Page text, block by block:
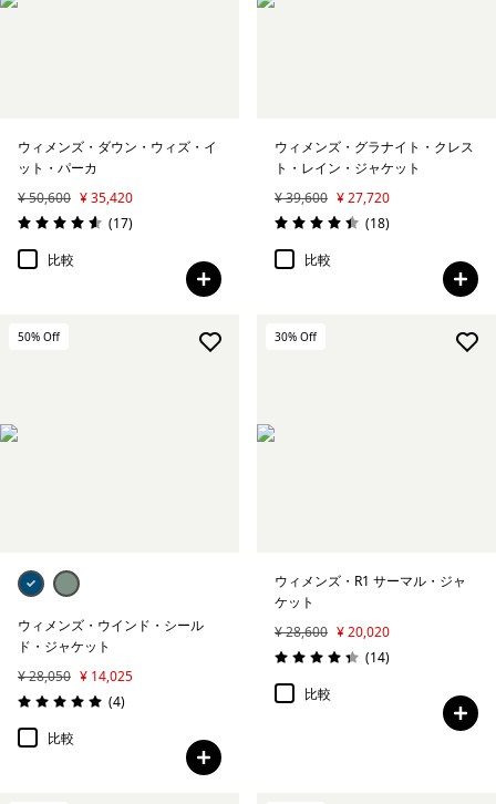
ウィメンズ・ダウン・ウィズ・イ
ット・パーカ
¥ 50,600 ¥ 35,420
評価: 4.6 / 5
(17レビュー
)
比較
ウィメンズ・グラナイト・クレス
ト・レイン・ジャケット
¥ 39,600 ¥ 27,720
評価: 4.4 / 5
(18レビュー
)
比較
50% Off
ウィメンズ・ウインド・シール
ド・ジャケット
¥ 28,050 ¥ 14,025
評価: 5.0 / 5
(4レビュー
)
比較
30% Off
ウィメンズ・R1 サーマル・ジャ
ケット
¥ 28,600 ¥ 20,020
評価: 4.4 / 5
(14レビュー
)
比較